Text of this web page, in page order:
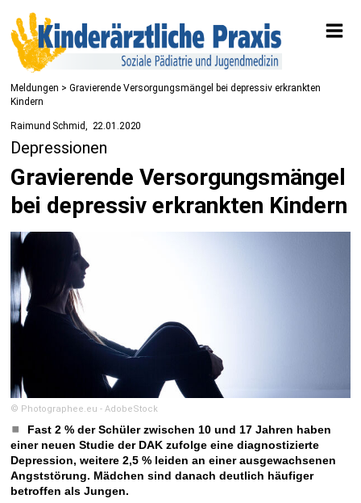
Meldungen > Gravierende Versorgungsmängel bei depressiv erkrankten
Kindern
Raimund Schmid 22.01.2020
Depressionen
Gravierende Versorgungsmängel
bei depressiv erkrankten Kindern
© Photographee.eu - AdobeStock
Fast 2 % der Schüler zwischen 10 und 17 Jahren haben
einer neuen Studie der DAK zufolge eine diagnostizierte
Depression, weitere 2,5 % leiden an einer ausgewachsenen
Angststörung. Mädchen sind danach deutlich häufiger
betroffen als Jungen.